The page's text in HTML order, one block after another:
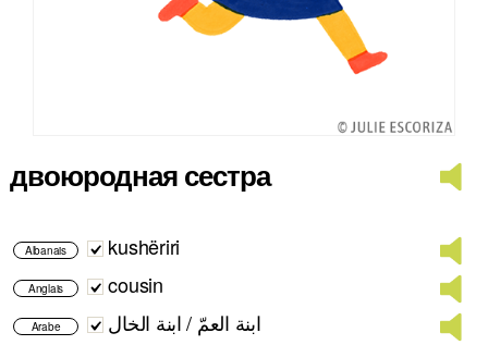
двоюродная сестра
Albanais kushëriri
Anglais cousin
Arabe ابنة العمّ / ابنة الخال